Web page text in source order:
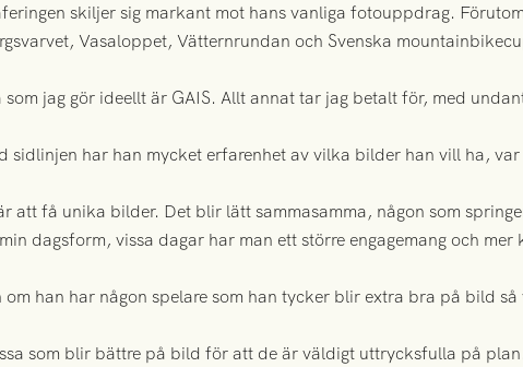
skiljer sig markant mot hans vanliga fotouppdrag.
Vasaloppet, Vätternrundan och Svenska
som jag gör ideellt är GAIS. Allt annat tar jag betalt för, med
sidlinjen har han mycket erfarenhet av vilka bilder han vill ha,
att få unika bilder. Det blir lätt sammasamma, någon som
dagsform, vissa dagar har man ett större engagemang och
han har någon spelare som han tycker blir extra bra på bild
som blir bättre på bild för att de är väldigt uttrycksfulla på